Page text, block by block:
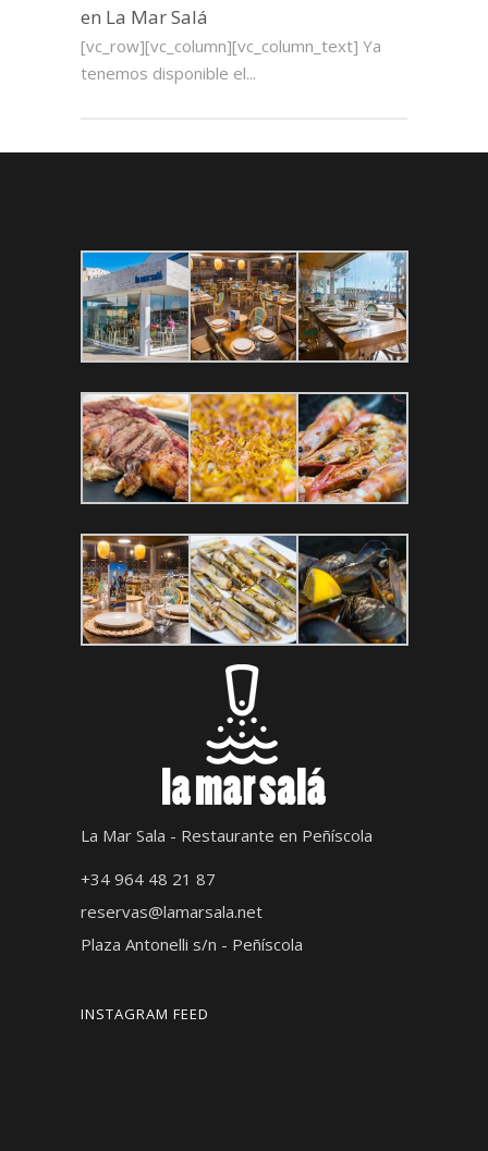
en La Mar Salá
[vc_row][vc_column][vc_column_text] Ya
tenemos disponible el...
La Mar Sala - Restaurante en Peñíscola
+34 964 48 21 87
reservas@lamarsala.net
Plaza Antonelli s/n - Peñíscola
INSTAGRAM FEED